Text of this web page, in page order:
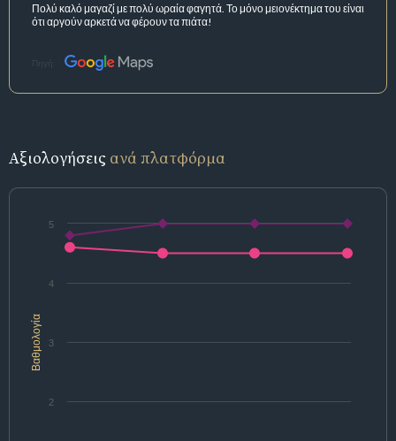
Πολύ καλό μαγαζί με πολύ ωραία φαγητά. Το μόνο μειονέκτημα του είναι
ότι αργούν αρκετά να φέρουν τα πιάτα!
Πηγή:
Αξιολογήσεις ανά πλατφόρμα
Βαθμολογία
2
3
4
5